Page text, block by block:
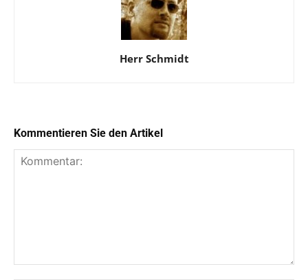
Herr Schmidt
Kommentieren Sie den Artikel